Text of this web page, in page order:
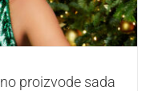
proizvode sada